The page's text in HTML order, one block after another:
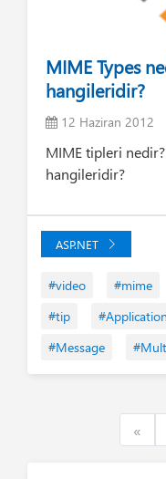
MIME Types
hangileridir?
12 Haziran 2012
MIME tipleri
hangileridir?
ASP.NET
#video #mime
#tip
#Application
#Message
«First